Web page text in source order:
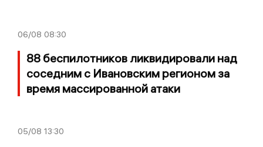
06/08 08:30
88 беспилотников ликвидировали над
соседним с Ивановским регионом за
время массированной атаки
05/08 13:30